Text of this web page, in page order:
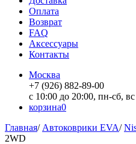
Оплата
Возврат
FAQ
Аксессуары
Контакты
Москва
+7 (926) 882-89-00
с 10:00 до 20:00, пн-сб,
корзина0
Главная/ Автоковрики EVA/
2WD